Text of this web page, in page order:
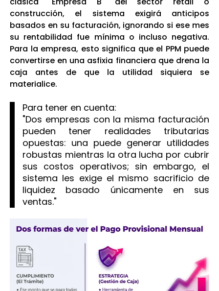
construcción, el sistema exigirá anticipos
basados en su facturación, ignorando si ese mes
su rentabilidad fue mínima o incluso negativa.
Para la empresa, esto significa que el PPM puede
convertirse en una asfixia financiera que drena la
caja antes de que la utilidad siquiera se
materialice.
Para tener en cuenta:
"Dos empresas con la misma facturación
pueden tener realidades tributarias
opuestas: una puede generar utilidades
robustas mientras la otra lucha por cubrir
sus costos operativos; sin embargo, el
sistema les exige el mismo sacrificio de
liquidez basado únicamente en sus
ventas."